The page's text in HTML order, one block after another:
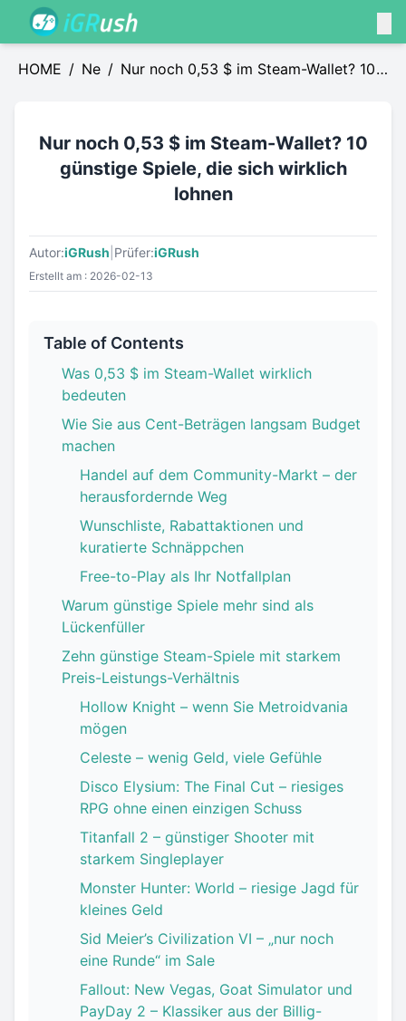
HOME / News
/ Nur noch 0,53 $ im Steam-Wallet? 10
Nur noch 0,53 $ im Steam-Wallet? 10
günstige Spiele, die sich wirklich
lohnen
Autor:iGRush Prüfer:iGRush
Erstellt am : 2026-02-13
Table of Contents
Was 0,53 $ im Steam-Wallet wirklich
bedeuten
Wie Sie aus Cent-Beträgen langsam Budget
machen
Handel auf dem Community-Markt – der
herausfordernde Weg
Wunschliste, Rabattaktionen und
kuratierte Schnäppchen
Free-to-Play als Ihr Notfallplan
Warum günstige Spiele mehr sind als
Lückenfüller
Zehn günstige Steam-Spiele mit starkem
Preis-Leistungs-Verhältnis
Hollow Knight – wenn Sie Metroidvania
mögen
Celeste – wenig Geld, viele Gefühle
Disco Elysium: The Final Cut – riesiges
RPG ohne einen einzigen Schuss
Titanfall 2 – günstiger Shooter mit
starkem Singleplayer
Monster Hunter: World – riesige Jagd für
kleines Geld
Sid Meier’s Civilization VI – „nur noch
eine Runde“ im Sale
Fallout: New Vegas, Goat Simulator und
PayDay 2 – Klassiker aus der Billig-